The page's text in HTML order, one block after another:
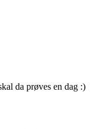
da prøves en dag :)